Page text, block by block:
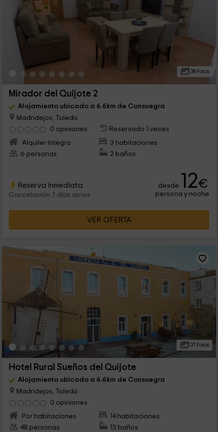
38 Fotos
Mirador del Quijote 2
Alojamiento ubicado a 6.6km de Consuegra
Madridejos, Toledo
0 opiniones
Reservado 1 veces
Alquiler íntegro
3 habitaciones
6 personas
2 baños
Reserva inmediata
Cancelación 7 días antes
desde 12€
persona y noche
VER OFERTA
37 Fotos
Hotel Rural Sueños del Quijote
Alojamiento ubicado a 6.6km de Consuegra
Madridejos, Toledo
0 opiniones
Por habitaciones
14 habitaciones
48 personas
13 baños